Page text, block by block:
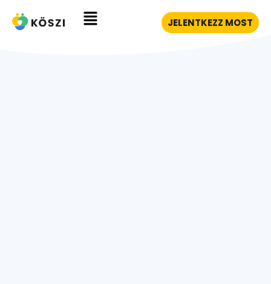
JELENTKEZZ MOST